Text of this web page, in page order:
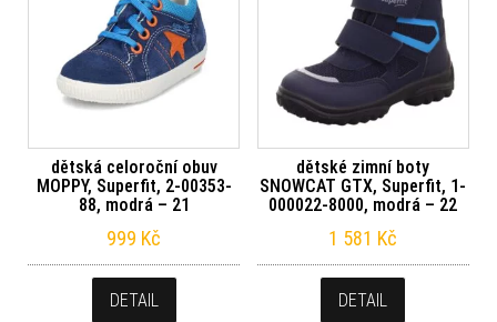
dětská celoroční obuv
MOPPY, Superfit, 2-00353-
88, modrá – 21
999 Kč
DETAIL
dětské zimní boty
SNOWCAT GTX, Superfit, 1-
000022-8000, modrá – 22
1 581 Kč
DETAIL